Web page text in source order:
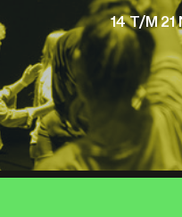
14 T/M 21